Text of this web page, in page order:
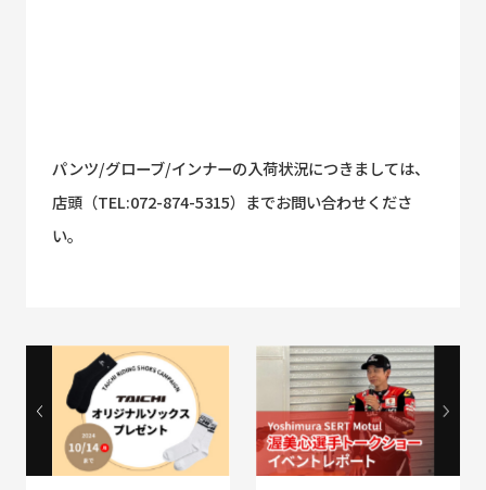
パンツ/グローブ/インナーの入荷状況につきましては、
店頭（TEL:072-874-5315）までお問い合わせくださ
い。